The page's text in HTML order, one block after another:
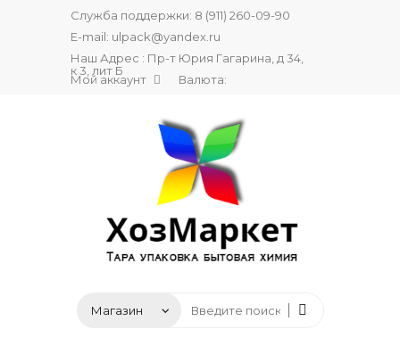
Служба поддержки: 8 (911) 260-09-90
E-mail: ulpack@yandex.ru
Наш Адрес : Пр-т Юрия Гагарина, д 34,
к 3, лит Б
Мой аккаунт Валюта: